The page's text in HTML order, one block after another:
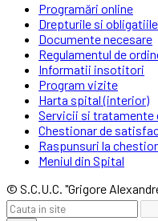
Programări online
Drepturile si
Documente necesare
Regulamentul de
Informatii insotitori
Program vizite
Harta spital (interior)
Servicii si tratamente
Chestionar de
Raspunsuri la
Meniul din Spital
© S.C.U.C. "Grigore